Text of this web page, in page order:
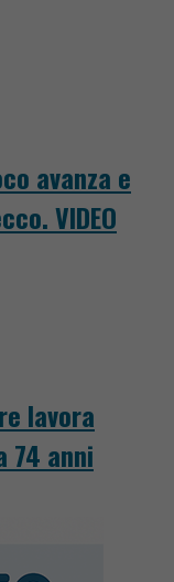
avanza e
VIDEO
lavora
74 anni